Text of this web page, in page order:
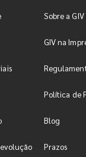
Sobre a
GIV na
Política de
Blog
Prazos